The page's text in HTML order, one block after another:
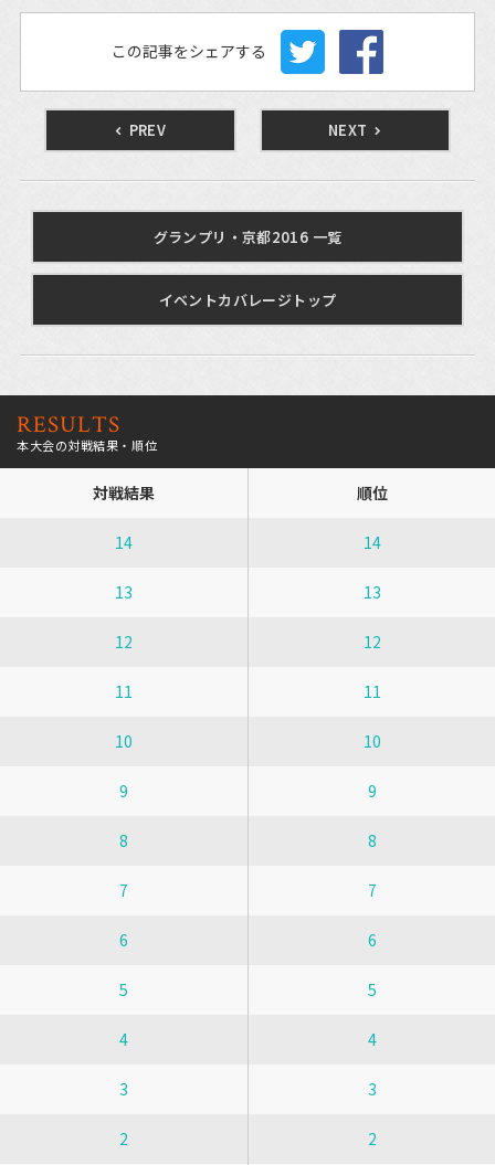
この記事をシェアする
PREV NEXT
グランプリ・京都2016 一覧
イベントカバレージトップ
RESULTS
本大会の対戦結果・順位
対戦結果 順位
14 14
13 13
12 12
11 11
10 10
9 9
8 8
7 7
6 6
5 5
4 4
3 3
2 2